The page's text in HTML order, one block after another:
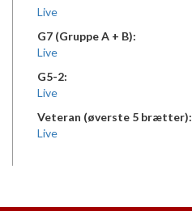
Live
G7 (Gruppe A + B):
Live
G5-2:
Live
Veteran (øverste 5 brætter):
Live